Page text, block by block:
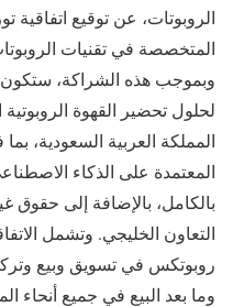
الروبوتات، عن توقيع
المتخصصة في تقنيات
وبموجب هذه الشراكة،
لحلول تحضير القهوة
المملكة العربية السعودية،
المعتمدة على الذكاء
بالكامل، بالإضافة إلى
التعاون الخليجي. وتشمل
روبوتكس في تسويق وبيع
وما بعد البيع في جميع أنحاء